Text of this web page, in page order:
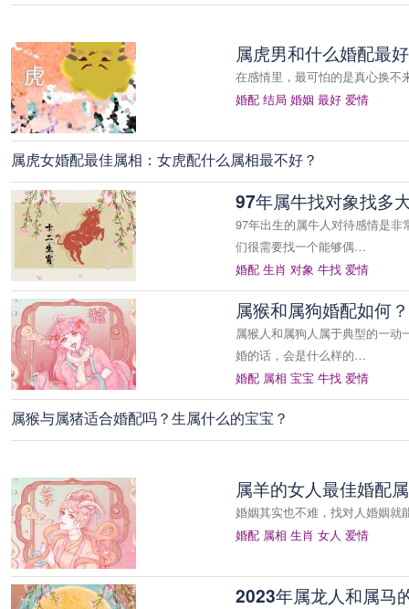
属虎男和什么婚配最
在感情里，最可怕的是真心换不
婚配 结局 婚姻 最好 爱情
属虎女婚配最佳属相：女虎配什么属相最不好？
97年属牛找对象找多
97年出生的属牛人对待感情是
们很需要找一个能够偶…
婚配 生肖 对象 牛找 爱情
属猴和属狗婚配如何
属猴人和属狗人属于典型的一
婚的话，会是什么样的…
婚配 属相 宝宝 牛找 爱情
属猴与属猪适合婚配吗？生属什么的宝宝？
属羊的女人最佳婚配
婚姻其实也不难，找对人婚姻就
婚配 属相 生肖 女人 爱情
2023年属龙人和属马